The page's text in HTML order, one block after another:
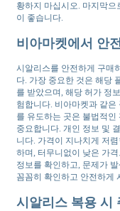
황하지 마십시오. 마지막
이 좋습니다.
비아마켓에서 안
시알리스를 안전하게 구매
다. 가장 중요한 것은 해당
를 받았으며, 해당 허가 정
험합니다. 비아마켓과 같
를 유도하는 곳은 불법적
중요합니다. 개인 정보 및
니다. 가격이 지나치게 저
하며, 터무니없이 낮은 가
정보를 확인하고, 문제가
꼼꼼히 확인하고 안전하게
시알리스 복용 시